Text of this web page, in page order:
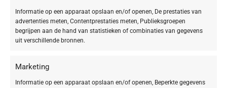
Informatie op een apparaat opslaan en/of openen, De prestaties van
advertenties meten, Contentprestaties meten, Publieksgroepen
begrijpen aan de hand van statistieken of combinaties van gegevens
uit verschillende bronnen.
Marketing
Informatie op een apparaat opslaan en/of openen, Beperkte gegevens
Daarnaast een intense hydratatie voor een
stralende, meer egale huid. In 3 kleuren
verkrijgbaar. Verzorging en make-up in één!
De zacht getinte, hydraterende verzorging prijkt met een
textuur en lichte dekking